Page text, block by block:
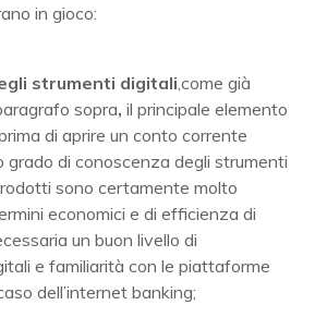
in gioco:
strumenti digitali come già
sopra, il principale elemento
di aprire un conto corrente
grado di conoscenza degli strumenti
sono certamente molto
economici e di efficienza di
un buon livello di
e familiarità con le piattaforme
dell’internet banking;